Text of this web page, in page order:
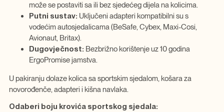
može se postaviti sa ili bez sjedećeg dijela na kolicima.
Putni sustav: Uključeni adapteri kompatibilni su s
vodećim autosjedalicama (BeSafe, Cybex, Maxi-Cosi,
Avionaut, Britax).
Dugovječnost: Bezbrižno korištenje uz 10 godina
ErgoPromise jamstva.
U pakiranju dolaze kolica sa sportskim sjedalom, košara za
novorođenče, adapteri i kišna navlaka.
Odaberi boju krovića sportskog sjedala: